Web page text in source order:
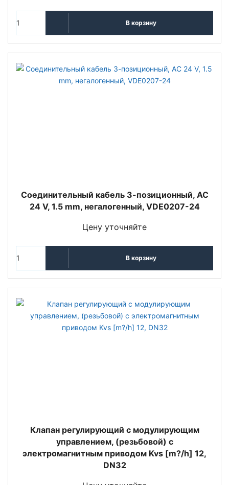
В корзину
Соединительный кабель 3-позиционный, AC
24 V, 1.5 mm, негалогенный, VDE0207-24
Цену уточняйте
В корзину
Клапан регулирующий с модулирующим
управлением, (резьбовой) с
электромагнитным приводом Kvs [m?/h] 12,
DN32